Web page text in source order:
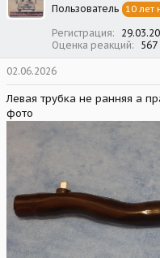
и
Пользователь 10 лет
Регистрация
Оценка реакций
567
02.06.2026
Левая трубка не ранняя а
фото